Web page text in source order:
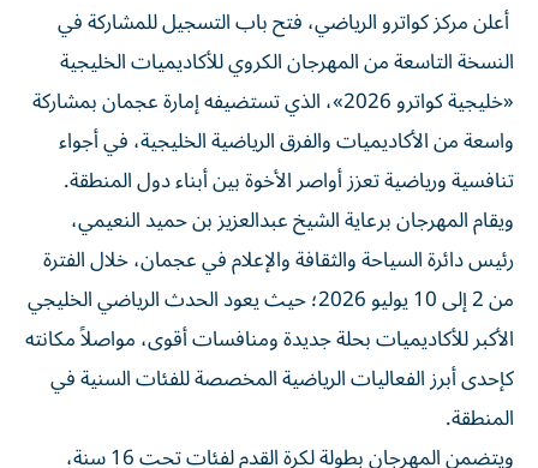
أعلن مركز كواترو الرياضي، فتح باب التسجيل للمشاركة في
النسخة التاسعة من المهرجان الكروي للأكاديميات الخليجية
«خليجية كواترو 2026»، الذي تستضيفه إمارة عجمان بمشاركة
واسعة من الأكاديميات والفرق الرياضية الخليجية، في أجواء
تنافسية ورياضية تعزز أواصر الأخوة بين أبناء دول المنطقة.
ويقام المهرجان برعاية الشيخ عبدالعزيز بن حميد النعيمي،
رئيس دائرة السياحة والثقافة والإعلام في عجمان، خلال الفترة
من 2 إلى 10 يوليو 2026؛ حيث يعود الحدث الرياضي الخليجي
الأكبر للأكاديميات بحلة جديدة ومنافسات أقوى، مواصلاً مكانته
كإحدى أبرز الفعاليات الرياضية المخصصة للفئات السنية في
المنطقة.
ويتضمن المهرجان بطولة لكرة القدم لفئات تحت 16 سنة،